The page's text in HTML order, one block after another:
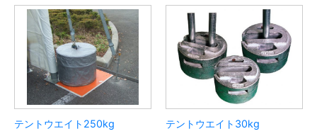
テントウエイト250kg テントウエイト30kg